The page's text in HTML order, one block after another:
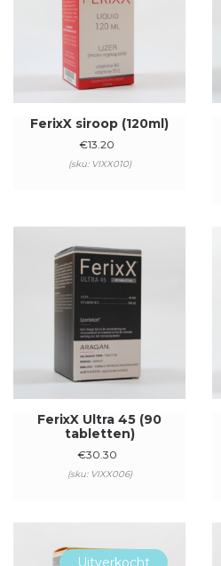
FerixX siroop (120ml)
€13.20
(sku: VIXX010)
FerixX Ultra 45 (90
tabletten)
€30.30
(sku: VIXX006)
Uitverkocht